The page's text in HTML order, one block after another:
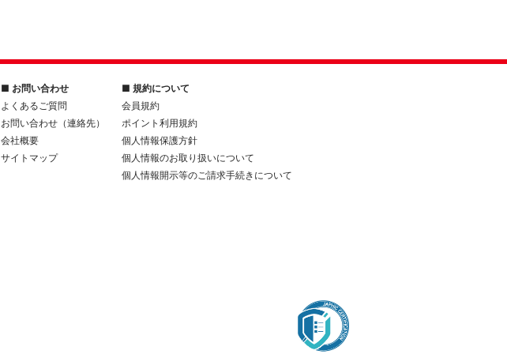
■ お問い合わせ
よくあるご質問
お問い合わせ（連絡先）
会社概要
サイトマップ
■ 規約について
会員規約
ポイント利用規約
個人情報保護方針
個人情報のお取り扱いについて
個人情報開示等のご請求手続きについて